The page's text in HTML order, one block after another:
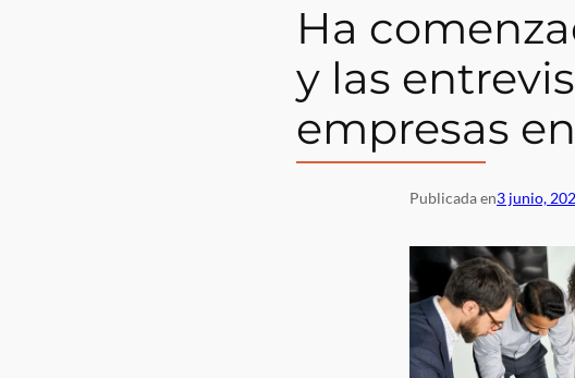
Ha
y las
empresas
Publicada en3 junio,